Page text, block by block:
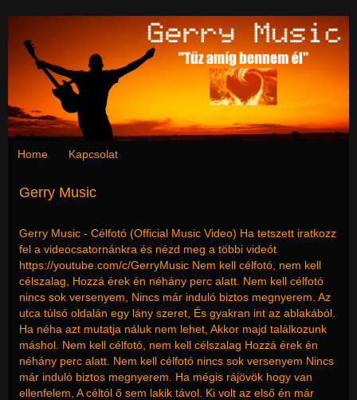
Home Kapcsolat
Gerry Music
Gerry Music - Célfotó (Official Music Video) Ha tetszett iratkozz
fel a videocsatornánkra és nézd meg a többi videót
https://youtube.com/c/GerryMusic Nem kell célfotó, nem kell
célszalag, Hozzá érek én néhány perc alatt. Nem kell célfotó
nincs sok versenyem, Nincs már induló biztos megnyerem. Az
utca túlsó oldalán egy lány szeret, És gyakran int az ablakából.
Ha néha azt mutatja náluk nem lehet, Akkor majd találkozunk
máshol. Nem kell célfotó, nem kell célszalag Hozzá érek én
néhány perc alatt. Nem kell célfotó nincs sok versenyem Nincs
már induló biztos megnyerem. Ha mégis rájövök hogy van
ellenfelem, A céltól ő sem lakik távol. Ki volt az első én már